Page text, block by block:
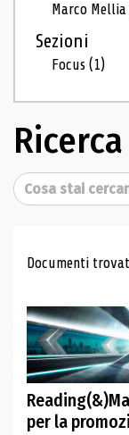
Marco
Sezioni
Focus(1)
Ricerca
Cerca
Documenti
per la